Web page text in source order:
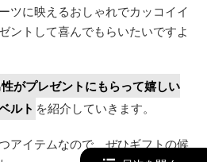
ツに映えるおしゃれでカッコイイ
ントして喜んでもらいたいですよ
がプレゼントにもらって嬉しい
ルト を紹介していきます。
アイテムなので、ぜひギフトの候